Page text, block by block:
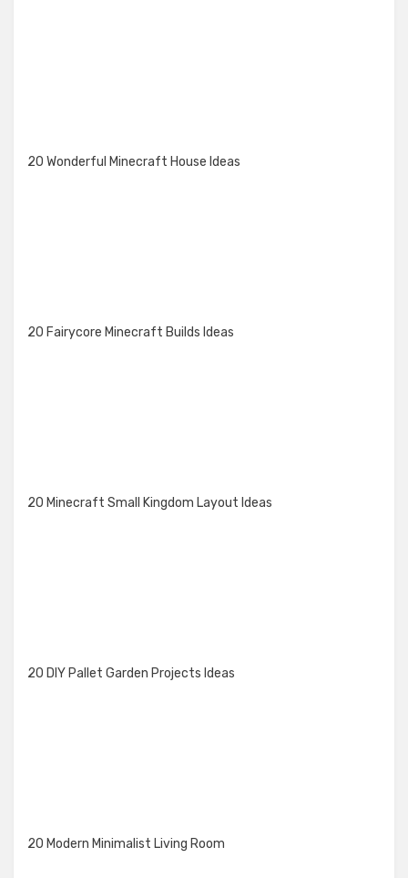
20 Wonderful Minecraft House Ideas
20 Fairycore Minecraft Builds Ideas
20 Minecraft Small Kingdom Layout Ideas
20 DIY Pallet Garden Projects Ideas
20 Modern Minimalist Living Room